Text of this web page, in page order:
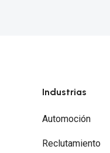
Industrias
Automoción
Reclutamiento